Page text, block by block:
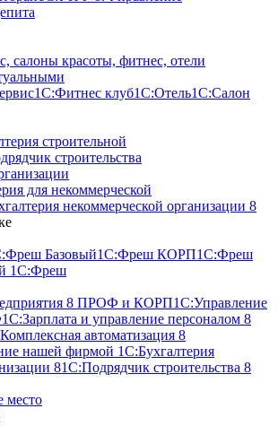
cалоны красоты, фитнес, отели
1С:Фитнес клуб1С:Отель1С:Салон
строительной
строительства
для некоммерческой
некоммерческой организации 8
Базовый1C:Фреш КОРП1C:Фреш
1С:Фреш
8 ПРОФ и КОРП1С:Управление
1С:Зарплата и управление персоналом 8
автоматизация 8
нашей фирмой 1С:Бухгалтерия
81С:Подрядчик строительства 8
место